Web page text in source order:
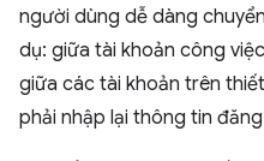
người dùng dễ dàng
dụ: giữa tài khoản công
giữa các tài khoản trên
phải nhập lại thông tin